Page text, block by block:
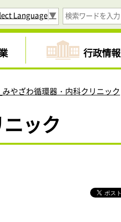
Language▼
行政情報
みやざわ循環器・内科クリニック
ック